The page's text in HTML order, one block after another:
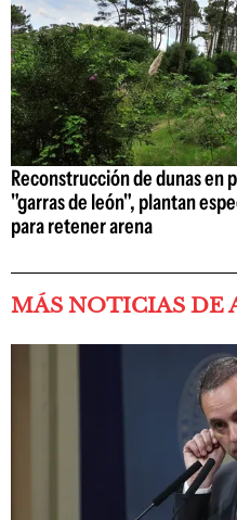
Reconstrucción de dunas en
"garras de león", plantan
para retener arena
MÁS NOTICIAS DE